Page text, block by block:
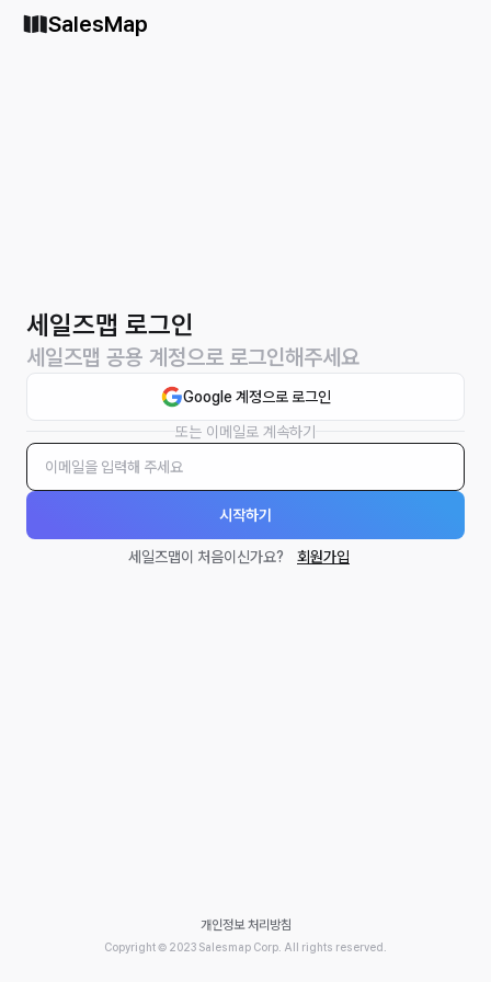
SalesMap
세일즈맵 로그인
세일즈맵 공용 계정으로 로그인해주세요
Google 계정으로 로그인
또는 이메일로 계속하기
시작하기
세일즈맵이 처음이신가요? 회원가입
Copyright © 2023 Salesmap Corp. All rights reserved.
개인정보 처리방침